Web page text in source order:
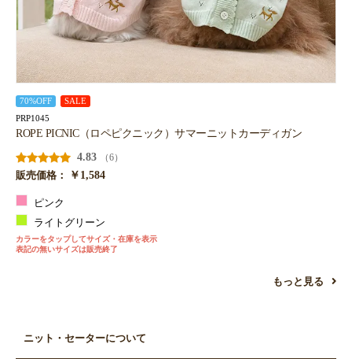
70%OFF SALE
PRP1045
ROPE PICNIC（ロペピクニック）サマーニットカーディガン
4.83
（6）
販売価格：
￥1,584
ピンク
ライトグリーン
カラーをタップしてサイズ・在庫を表示
表記の無いサイズは販売終了
もっと見る
ニット・セーターについて